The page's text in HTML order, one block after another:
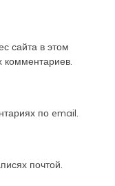
сайта в этом
по email.
почтой.